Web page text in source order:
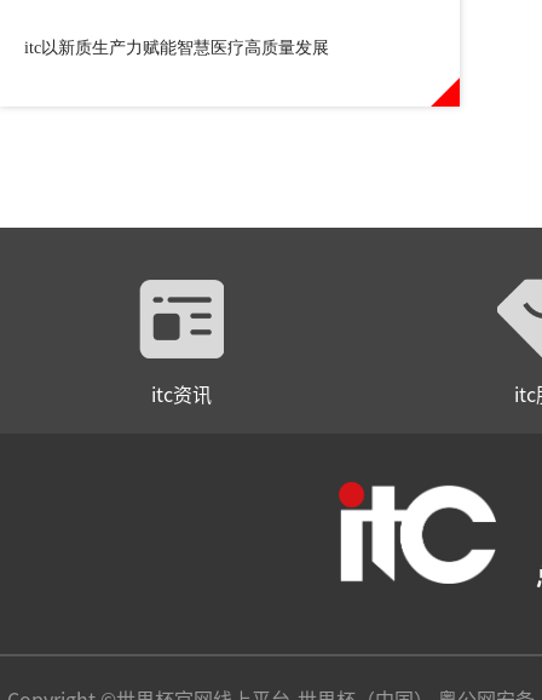
itc以新质生产力赋能智慧医疗高质量发展
itc资讯 itc